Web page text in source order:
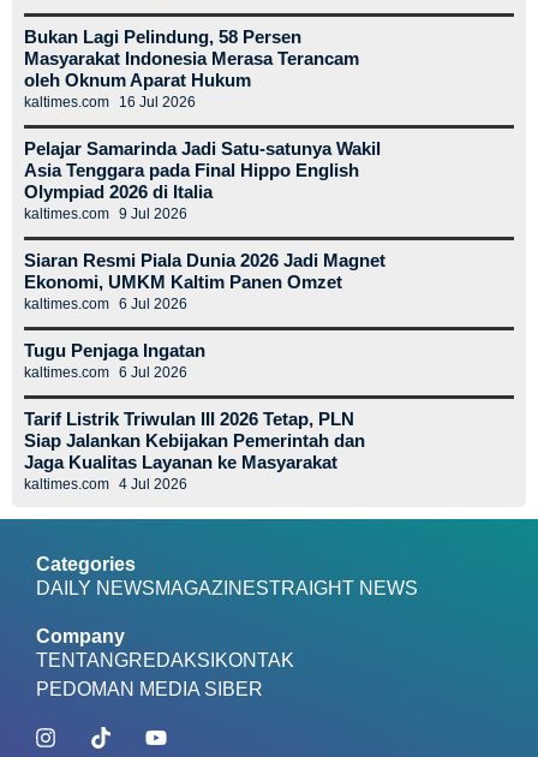
Bukan Lagi Pelindung, 58 Persen
Masyarakat Indonesia Merasa Terancam
oleh Oknum Aparat Hukum
kaltimes.com 16 Jul 2026
Pelajar Samarinda Jadi Satu-satunya Wakil
Asia Tenggara pada Final Hippo English
Olympiad 2026 di Italia
kaltimes.com 9 Jul 2026
Siaran Resmi Piala Dunia 2026 Jadi Magnet
Ekonomi, UMKM Kaltim Panen Omzet
kaltimes.com 6 Jul 2026
Tugu Penjaga Ingatan
kaltimes.com 6 Jul 2026
Tarif Listrik Triwulan III 2026 Tetap, PLN
Siap Jalankan Kebijakan Pemerintah dan
Jaga Kualitas Layanan ke Masyarakat
kaltimes.com 4 Jul 2026
Categories
DAILY NEWSMAGAZINESTRAIGHT NEWS
Company
TENTANGREDAKSI KONTAK
PEDOMAN MEDIA SIBER